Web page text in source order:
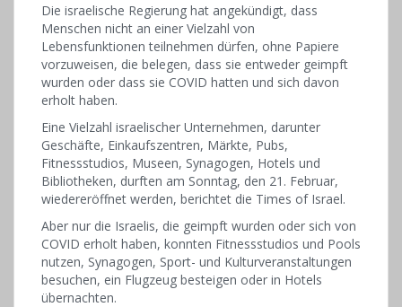
Die israelische Regierung hat angekündigt, dass
Menschen nicht an einer Vielzahl von
Lebensfunktionen teilnehmen dürfen, ohne Papiere
vorzuweisen, die belegen, dass sie entweder geimpft
wurden oder dass sie COVID hatten und sich davon
erholt haben.
Eine Vielzahl israelischer Unternehmen, darunter
Geschäfte, Einkaufszentren, Märkte, Pubs,
Fitnessstudios, Museen, Synagogen, Hotels und
Bibliotheken, durften am Sonntag, den 21. Februar,
wiedereröffnet werden, berichtet die Times of Israel.
Aber nur die Israelis, die geimpft wurden oder sich von
COVID erholt haben, konnten Fitnessstudios und Pools
nutzen, Synagogen, Sport- und Kulturveranstaltungen
besuchen, ein Flugzeug besteigen oder in Hotels
übernachten.